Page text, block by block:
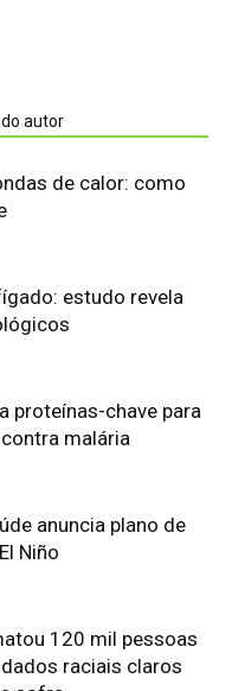
do autor
de calor: como
estudo revela
proteínas-chave para
malária
anuncia plano de
Niño
120 mil pessoas
raciais claros